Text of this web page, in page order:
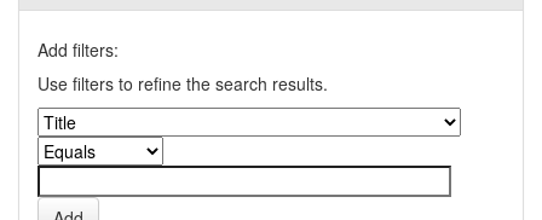
Add filters:
Use filters to refine the search results.